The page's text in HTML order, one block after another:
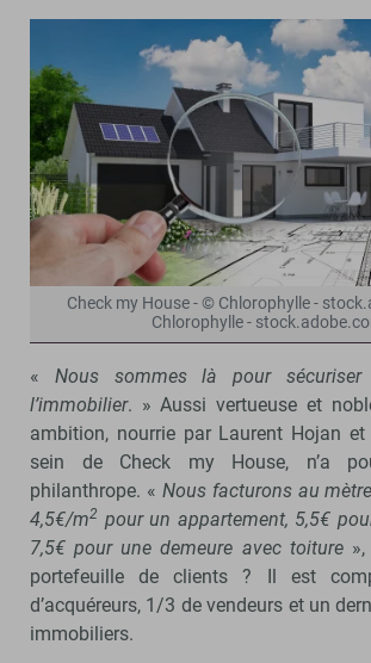
Check my House - © Chlorophylle -
Chlorophylle -
« Nous sommes là pour
l’immobilier. » Aussi vertueuse et
ambition, nourrie par Laurent Hojan
sein de Check my House, n’a
philanthrope. « Nous facturons au
4,5€/m2 pour un appartement, 5,5€
7,5€ pour une demeure avec toiture»,
portefeuille de clients ? Il est
d’acquéreurs, 1/3 de vendeurs et un
immobiliers.